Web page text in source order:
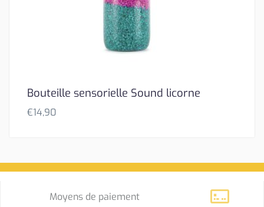
Bouteille sensorielle Sound licorne
€14,90
Moyens de paiement